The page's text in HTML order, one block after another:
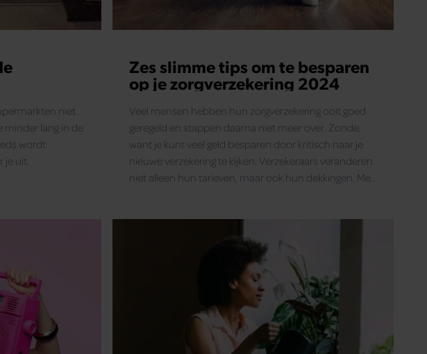
niet
minder lang in de
wordt
je uit.
Zes slimme tips om te besparen
op je zorgverzekering 2024
Veel mensen hebben hun zorgverzekering ooit goed
geregeld en stappen daarna niet meer over. Zonde,
want je kunt veel geld besparen door kritisch naar je
nieuwe verzekering te kijken. Verzekeraars veranderen
niet alleen hun tarieven, maar ook hun dekkingen. Met